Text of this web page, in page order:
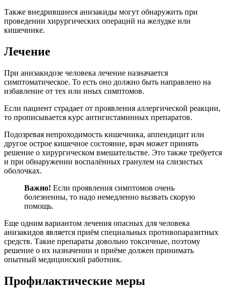
Также внедрившиеся анизакиды могут обнаружить при
проведении хирургических операций на желудке или
кишечнике.
Лечение
При анизакидозе человека лечение назначается
симптоматическое. То есть оно должно быть направлено на
избавление от тех или иных симптомов.
Если пациент страдает от проявления аллергической реакции,
то прописывается курс антигистаминных препаратов.
Подозревая непроходимость кишечника, аппендицит или
другое острое кишечное состояние, врач может принять
решение о хирургическом вмешательстве. Это также требуется
и при обнаружении воспалённых гранулем на слизистых
оболочках.
Важно! Если проявления симптомов очень
болезненны, то надо немедленно вызвать скорую
помощь.
Еще одним вариантом лечения опасных для человека
анизакидов является приём специальных противопаразитных
средств. Такие препараты довольно токсичные, поэтому
решение о их назначении и приёме должен принимать
опытный медицинский работник.
Профилактические меры